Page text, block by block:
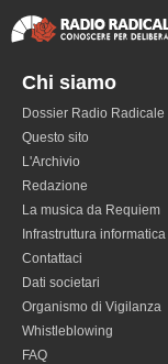
Chi siamo
Dossier Radio Radicale
Questo sito
L'Archivio
Redazione
La musica da Requiem
Infrastruttura informatica
Contattaci
Dati societari
Organismo di Vigilanza
Whistleblowing
FAQ